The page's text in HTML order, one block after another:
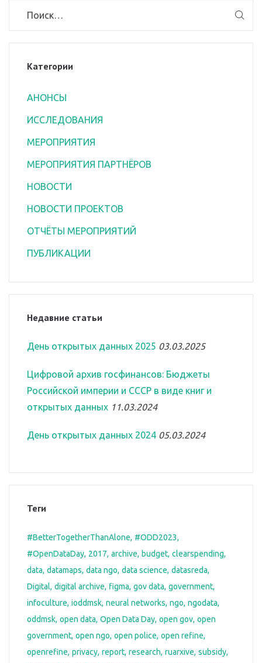
Категории
АНОНСЫ
ИССЛЕДОВАНИЯ
МЕРОПРИЯТИЯ
МЕРОПРИЯТИЯ ПАРТНЁРОВ
НОВОСТИ
НОВОСТИ ПРОЕКТОВ
ОТЧЁТЫ МЕРОПРИЯТИЙ
ПУБЛИКАЦИИ
Недавние статьи
День открытых данных 2025 03.03.2025
Цифровой архив госфинансов: Бюджеты
Российской империи и СССР в виде книг и
открытых данных 11.03.2024
День открытых данных 2024 05.03.2024
Теги
#BetterTogetherThanAlone #ODD2023
#OpenDataDay 2017 archive budget clearspending
data datamaps data ngo data science datasreda
Digital digital archive figma gov data government
infoculture ioddmsk neural networks ngo ngodata
oddmsk open data Open Data Day open gov open
government open ngo open police open refine
openrefine privacy report research ruarxive subsidy